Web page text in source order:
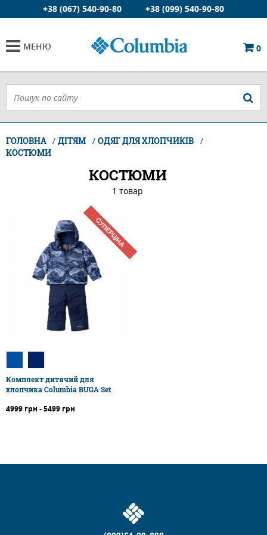
+38 (067) 540-90-80 +38 (099) 540-90-80
МЕНЮ 0
ГОЛОВНА ДІТЯМ
ОДЯГ ДЛЯ ХЛОПЧИКІВ
КОСТЮМИ
КОСТЮМИ
1 товар
СУПЕРЦІНА
Комплект дитячий для
хлопчика Columbia BUGA Set
4999 грн - 5499 грн